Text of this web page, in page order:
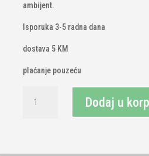
ambijent.
Isporuka 3-5 radna dana
dostava 5 KM
plaćanje pouzeću
lampa
Dodaj u